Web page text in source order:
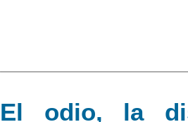
El odio, la